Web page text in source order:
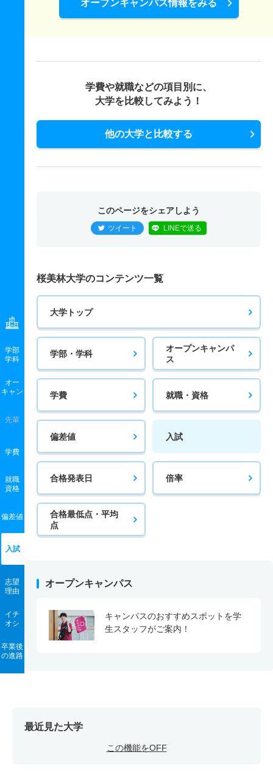
学部
学科
オー
キャン
先輩
学費
就職
資格
偏差値
入試
志望
理由
イチ
オシ
卒業後
の進路
オープンキャンパス情報をみる
学費や就職などの項目別に、
大学を比較してみよう！
他の大学と比較する
このページをシェアしよう
ツイート LINEで送る
桜美林大学のコンテンツ一覧
大学トップ
学部・学科
オープンキャンパ
ス
学費 就職・資格
偏差値 入試
合格発表日 倍率
合格最低点・平均
点
オープンキャンパス
キャンパスのおすすめスポットを学
生スタッフがご案内！
最近見た大学
この機能をOFF